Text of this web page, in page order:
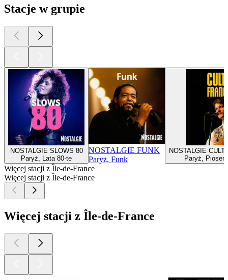
Stacje w grupie
NOSTALGIE SLOWS 80
Paryż, Lata 80-te
NOSTALGIE FUNK
Paryż, Funk
NOSTALGIE
Paryż,
Więcej stacji z Île-de-France
Więcej stacji z Île-de-France
Więcej stacji z Île-de-France